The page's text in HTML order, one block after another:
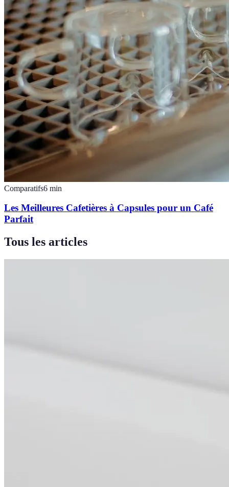
Comparatifs6 min
Les Meilleures Cafetières à Capsules pour un Café
Parfait
Tous les articles